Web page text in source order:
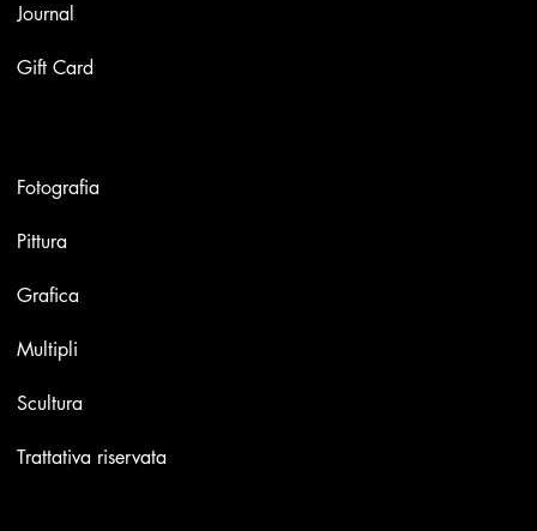
Journal
Gift Card
Fotografia
Pittura
Grafica
Multipli
Scultura
Trattativa riservata